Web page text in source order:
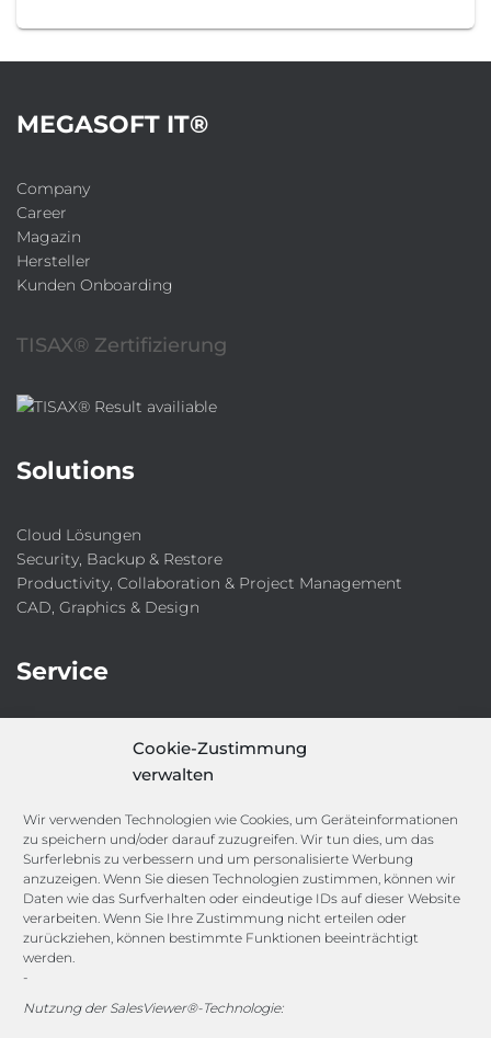
Cookie-Zustimmung
verwalten
Wir verwenden Technologien wie Cookies, um Geräteinformationen
zu speichern und/oder darauf zuzugreifen. Wir tun dies, um das
Surferlebnis zu verbessern und um personalisierte Werbung
anzuzeigen. Wenn Sie diesen Technologien zustimmen, können wir
Daten wie das Surfverhalten oder eindeutige IDs auf dieser Website
verarbeiten. Wenn Sie Ihre Zustimmung nicht erteilen oder
zurückziehen, können bestimmte Funktionen beeinträchtigt
werden.
-
Nutzung der SalesViewer®-Technologie:
MEGASOFT IT®
Company
Career
Magazin
Hersteller
Kunden Onboarding
TISAX® Zertifizierung
Solutions
Cloud Lösungen
Security, Backup & Restore
Productivity, Collaboration & Project Management
CAD, Graphics & Design
Service
Target Group Fitting
Licence Manager
Lexicon
Channels
vertrieb@megasoft.de
+49 2173 265 06 0